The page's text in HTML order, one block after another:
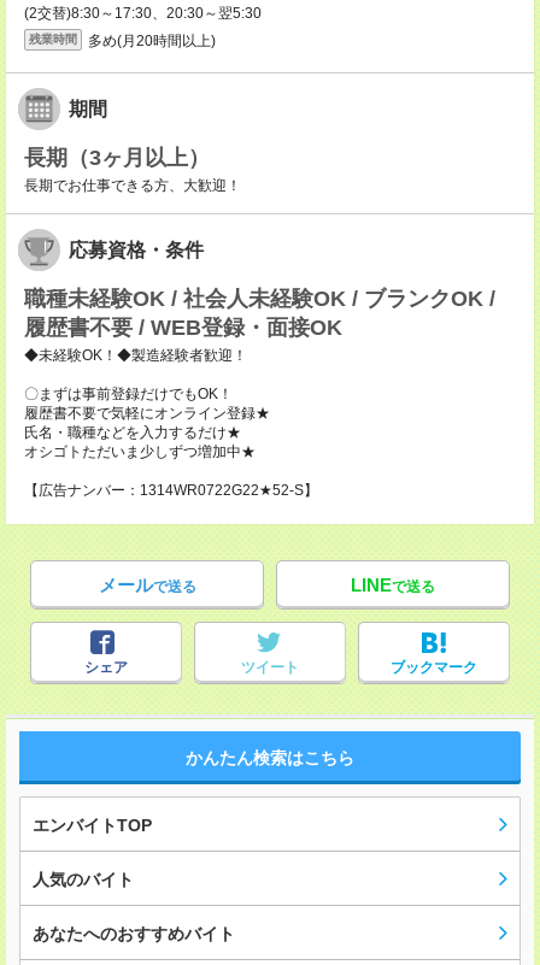
(2交替)8:30～17:30、20:30～翌5:30
残業時間 多め(月20時間以上)
期間
長期（3ヶ月以上）
長期でお仕事できる方、大歓迎！
応募資格・条件
職種未経験OK / 社会人未経験OK / ブランクOK /
履歴書不要 / WEB登録・面接OK
◆未経験OK！◆製造経験者歓迎！
〇まずは事前登録だけでもOK！
履歴書不要で気軽にオンライン登録★
氏名・職種などを入力するだけ★
オシゴトただいま少しずつ増加中★
【広告ナンバー：1314WR0722G22★52-S】
メールで送る LINEで送る
シェア ツイート ブックマーク
かんたん検索はこちら
エンバイトTOP
人気のバイト
あなたへのおすすめバイト